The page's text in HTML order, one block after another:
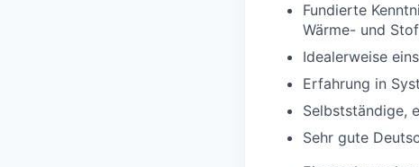
Fundierte
Wärme- und
Idealerweise
Erfahrung in
Selbstständige,
Sehr gute